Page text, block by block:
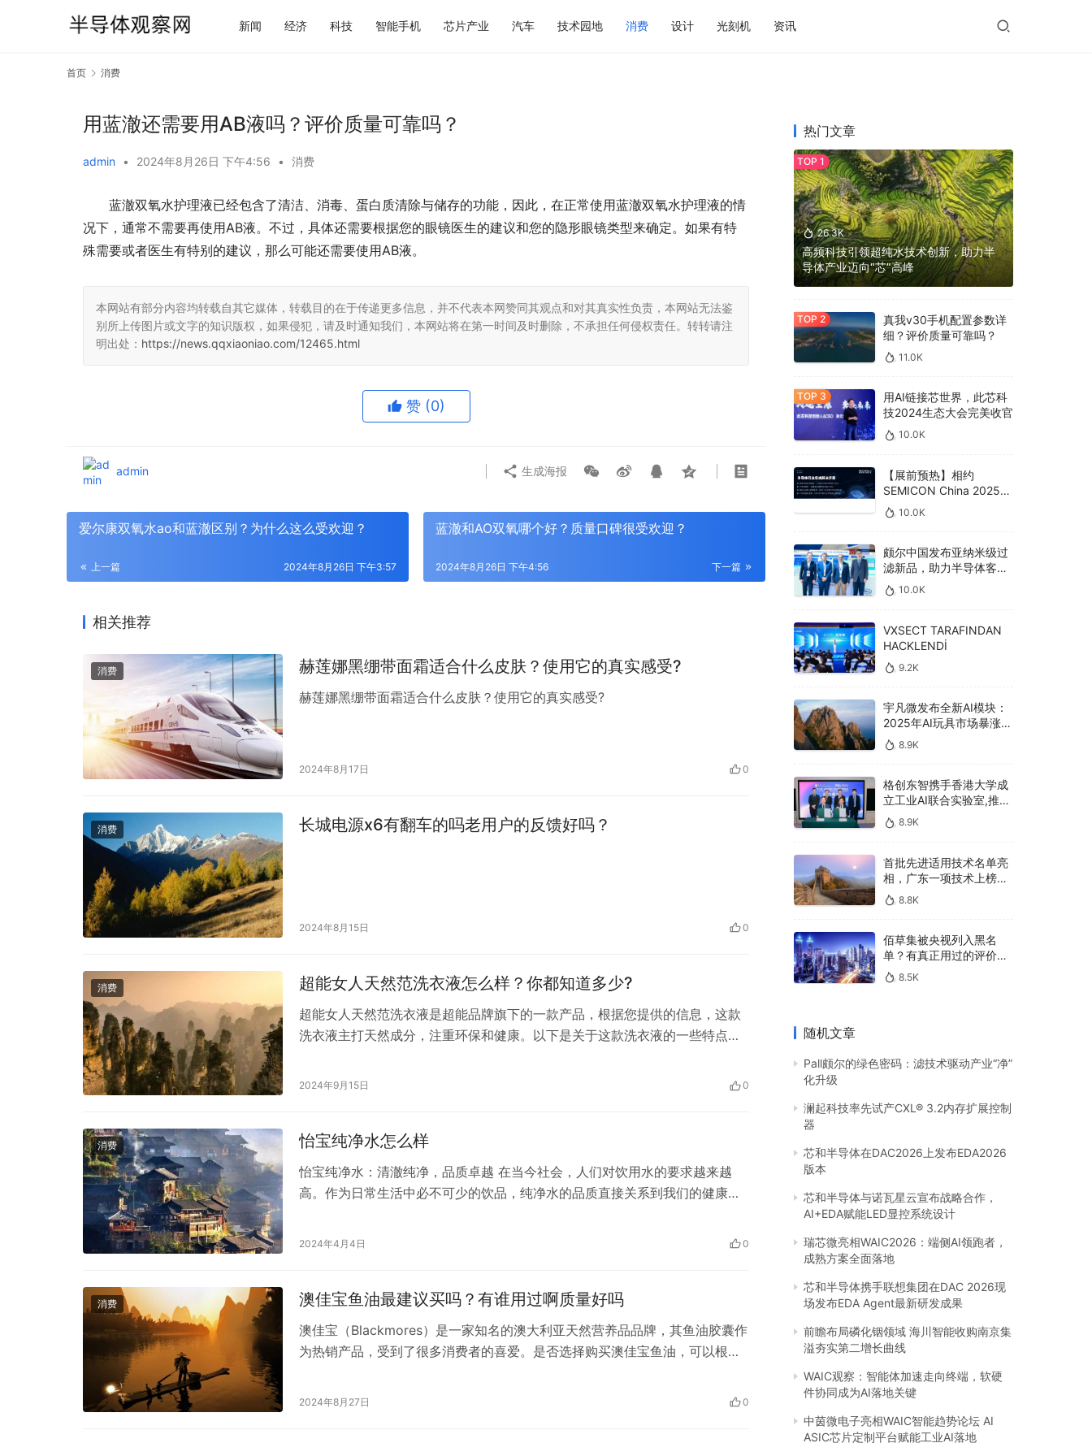
新闻 经济 科技 智能手机 芯片产业 汽车 技术园地 消费 设计 光刻机 资讯
首页 消费
用蓝澈还需要用AB液吗？评价质量可靠吗？
admin • 2024年8月26日 下午4:56 • 消费
蓝澈双氧水护理液已经包含了清洁、消毒、蛋白质清除与储存的功能，因此，在正常使用蓝澈双氧水护理液的情
况下，通常不需要再使用AB液。不过，具体还需要根据您的眼镜医生的建议和您的隐形眼镜类型来确定。如果有特
殊需要或者医生有特别的建议，那么可能还需要使用AB液。
本网站有部分内容均转载自其它媒体，转载目的在于传递更多信息，并不代表本网赞同其观点和对其真实性负责，本网站无法鉴
别所上传图片或文字的知识版权，如果侵犯，请及时通知我们，本网站将在第一时间及时删除，不承担任何侵权责任。转转请注
明出处： https://news.qqxiaoniao.com/12465.html
赞 (0)
admin 生成海报
爱尔康双氧水ao和蓝澈区别？为什么这么受欢迎？
上一篇 2024年8月26日 下午3:57
蓝澈和AO双氧哪个好？质量口碑很受欢迎？
下一篇
2024年8月26日 下午4:56
相关推荐
消费 赫莲娜黑绷带面霜适合什么皮肤？使用它的真实感受?
赫莲娜黑绷带面霜适合什么皮肤？使用它的真实感受?
2024年8月17日 0
消费 长城电源x6有翻车的吗老用户的反馈好吗？
2024年8月15日 0
消费 超能女人天然范洗衣液怎么样？你都知道多少?
超能女人天然范洗衣液是超能品牌旗下的一款产品，根据您提供的信息，这款
洗衣液主打天然成分，注重环保和健康。以下是关于这款洗衣液的一些特点：
为温和，不伤手，同时也能有效地去污。 2. **环保特性**：采用天然原料生
2024年9月15日 0
消费 怡宝纯净水怎么样
怡宝纯净水：清澈纯净，品质卓越 在当今社会，人们对饮用水的要求越来越
高。作为日常生活中必不可少的饮品，纯净水的品质直接关系到我们的健康。
者的青睐。 怡宝纯净水源自天然优质水源地，经过严格的过滤、消毒等处理工
2024年4月4日 0
消费 澳佳宝鱼油最建议买吗？有谁用过啊质量好吗
澳佳宝（Blackmores）是一家知名的澳大利亚天然营养品品牌，其鱼油胶囊作
为热销产品，受到了很多消费者的喜爱。是否选择购买澳佳宝鱼油，可以根据
酸补充剂，澳佳宝鱼油可能是一个不错的选择，尤其是如果您对品牌的质量和
2024年8月27日 0
热门文章
26.3K
高频科技引领超纯水技术创新，助力半
导体产业迈向“芯”高峰
真我v30手机配置参数详
细？评价质量可靠吗？
11.0K
用AI链接芯世界，此芯科
技2024生态大会完美收官
10.0K
【展前预热】相约
SEMICON China 2025，
德克威尔总线解决方案革
新助力半导体设备高效升
10.0K
颇尔中国发布亚纳米级过
滤新品，助力半导体客户
良率提升
10.0K
VXSECT TARAFINDAN
HACKLENDİ
9.2K
宇凡微发布全新AI模块：
2025年AI玩具市场暴涨
400亿，90%传统厂商的
生死战即将打响
8.9K
格创东智携手香港大学成
立工业AI联合实验室,推进
AMHS智能物料搬运调度
系统研发
8.9K
首批先进适用技术名单亮
相，广东一项技术上榜，
有何独特之处？
8.8K
佰草集被央视列入黑名
单？有真正用过的评价
吗？8.5K
随机文章
Pall颇尔的绿色密码：滤技术驱动产业“净”
化升级
澜起科技率先试产CXL® 3.2内存扩展控制
器
芯和半导体在DAC2026上发布EDA2026
版本
芯和半导体与诺瓦星云宣布战略合作，
AI+EDA赋能LED显控系统设计
瑞芯微亮相WAIC2026：端侧AI领跑者，
成熟方案全面落地
芯和半导体携手联想集团在DAC 2026现
场发布EDA Agent最新研发成果
前瞻布局磷化铟领域 海川智能收购南京集
溢夯实第二增长曲线
WAIC观察：智能体加速走向终端，软硬
件协同成为AI落地关键
中茵微电子亮相WAIC智能趋势论坛 AI
ASIC芯片定制平台赋能工业AI落地